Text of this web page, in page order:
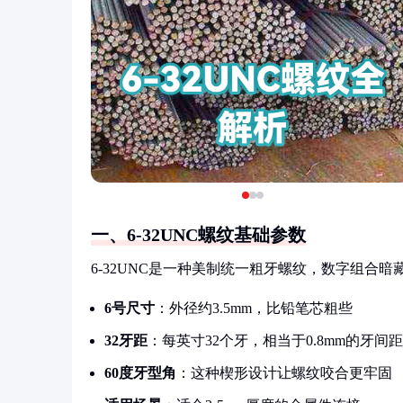
一、6-32UNC螺纹基础参数
6-32UNC是一种美制统一粗牙螺纹，数字组合暗
6号尺寸 ：外径约3.5mm，比铅笔芯粗些
32牙距 ：每英寸32个牙，相当于0.8mm的牙间距
60度牙型角 ：这种楔形设计让螺纹咬合更牢固